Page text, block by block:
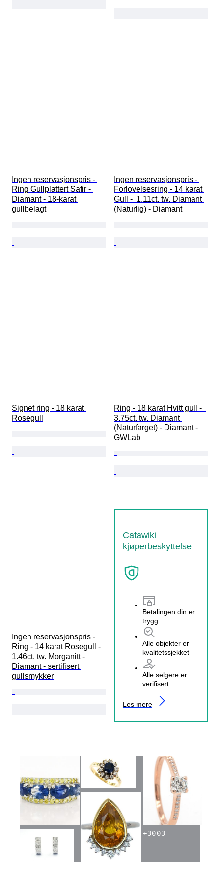
Ingen reservasjonspris -
Ring Gullplattert Safir -
Diamant - 18-karat
gullbelagt
Ingen reservasjonspris -
Forlovelsesring - 14 karat
Gull -  1.11ct. tw. Diamant
(Naturlig) - Diamant
Signet ring - 18 karat
Rosegull
Ring - 18 karat Hvitt gull -
3.75ct. tw. Diamant
(Naturfarget) - Diamant -
GWLab
Ingen reservasjonspris -
Ring - 14 karat Rosegull -
1.46ct. tw. Morganitt -
Diamant - sertifisert
gullsmykker
Catawiki
kjøperbeskyttelse
Betalingen din er
trygg
Alle objekter er
kvalitetssjekket
Alle selgere er
verifisert
Les mere
+3003